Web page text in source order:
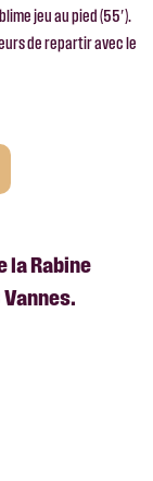
jeu au pied (55′).
de repartir avec le
la Rabine